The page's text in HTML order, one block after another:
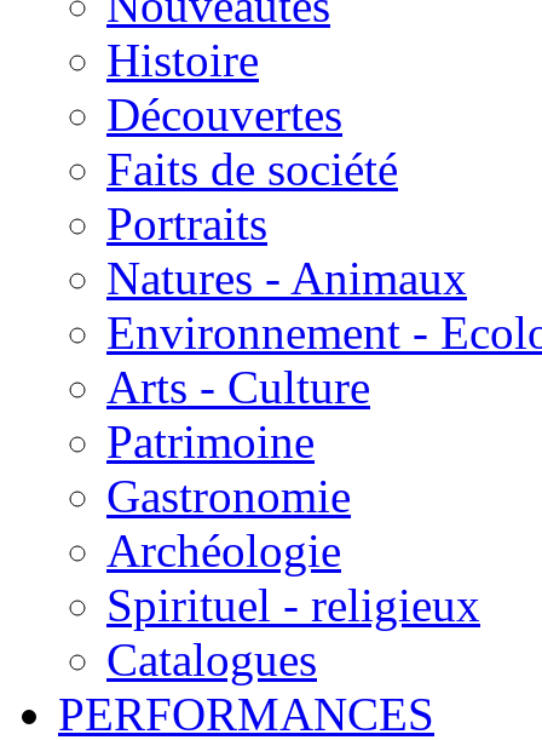
Histoire
Découvertes
Faits de société
Portraits
Natures - Animaux
Environnement -
Arts - Culture
Patrimoine
Gastronomie
Archéologie
Spirituel - religieux
Catalogues
PERFORMANCES